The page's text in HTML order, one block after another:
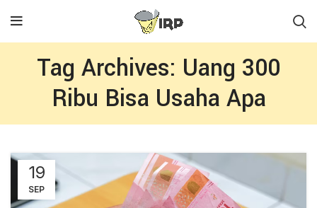
Tag Archives: Uang 300
Ribu Bisa Usaha Apa
19
SEP